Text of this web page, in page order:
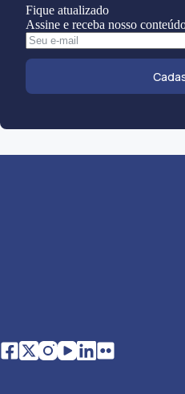
Fique atualizado
Assine e receba nosso